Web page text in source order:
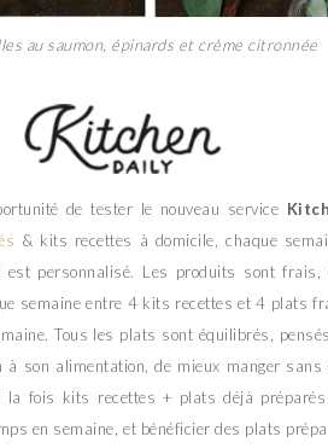
au saumon, épinards et crème citronnée
de tester le nouveau service
& kits recettes à domicile, chaque
personnalisé. Les produits sont frais,
semaine entre 4 kits recettes et 4 plats
Tous les plats sont équilibrés,
son alimentation, de mieux manger sans
la fois kits recettes + plats déjà
en semaine, et bénéficier des plats